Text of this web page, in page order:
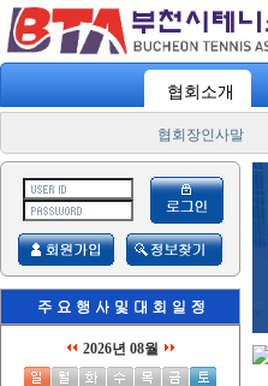
협회소개
협회장인사말
2026년 08월